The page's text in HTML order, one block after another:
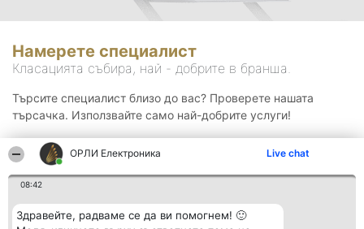
ОРЛИ Електроника Live chat
08:42
Здравейте, радваме се да ви помогнем! 🙂
Намерете специалист
Класацията събира, най - добрите в бранша.
Търсите специалист близо до вас? Проверете нашата
търсачка. Използвайте само най-добрите услуги!